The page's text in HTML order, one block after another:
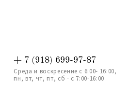
+ 7 (918) 699-97-87
Среда и воскресение с 6:00- 16:00,
пн, вт, чт, пт, сб - с 7:00-16:00